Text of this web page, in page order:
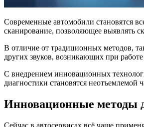
Современные автомобили становятся
сканирование, позволяющее выявлять
В отличие от традиционных методов,
других звуков, возникающих при
С внедрением инновационных
диагностики становятся неотъемлемой
Инновационные методы
Сейчас в автосервисах всё чаще